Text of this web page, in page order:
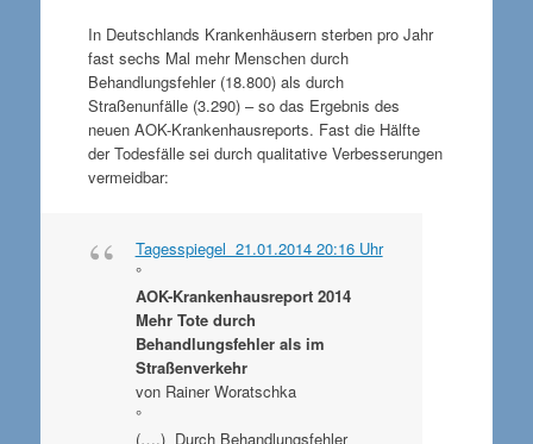
In Deutschlands Krankenhäusern sterben pro Jahr
fast sechs Mal mehr Menschen durch
Behandlungsfehler (18.800) als durch
Straßenunfälle (3.290) – so das Ergebnis des
neuen AOK-Krankenhausreports. Fast die Hälfte
der Todesfälle sei durch qualitative Verbesserungen
vermeidbar:
Tagesspiegel 21.01.2014 20:16 Uhr
°
AOK-Krankenhausreport 2014
Mehr Tote durch
Behandlungsfehler als im
Straßenverkehr
von Rainer Woratschka
°
(….) Durch Behandlungsfehler